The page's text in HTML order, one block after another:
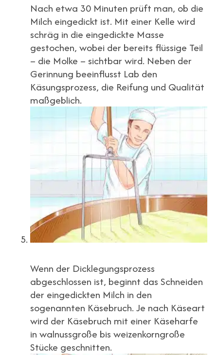
Nach etwa 30 Minuten prüft man, ob die
Milch eingedickt ist. Mit einer Kelle wird
schräg in die eingedickte Masse
gestochen, wobei der bereits flüssige Teil
– die Molke – sichtbar wird. Neben der
Gerinnung beeinflusst Lab den
Käsungsprozess, die Reifung und Qualität
maßgeblich.
Wenn der Dicklegungsprozess
abgeschlossen ist, beginnt das Schneiden
der eingedickten Milch in den
sogenannten Käsebruch. Je nach Käseart
wird der Käsebruch mit einer Käseharfe
in walnussgroße bis weizenkorngroße
Stücke geschnitten.